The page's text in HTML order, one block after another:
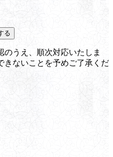
る
のうえ、順次対応いたしま
きないことを予めご了承くだ